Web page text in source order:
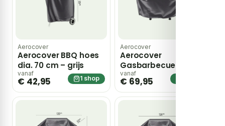
Aerocover
Aerocover BBQ hoes
dia. 70 cm – grijs
vanaf
€ 42,95 1 shop
Aerocover
Aerocover
Gasbarbecue hoes L
– grijs
vanaf
€ 69,95